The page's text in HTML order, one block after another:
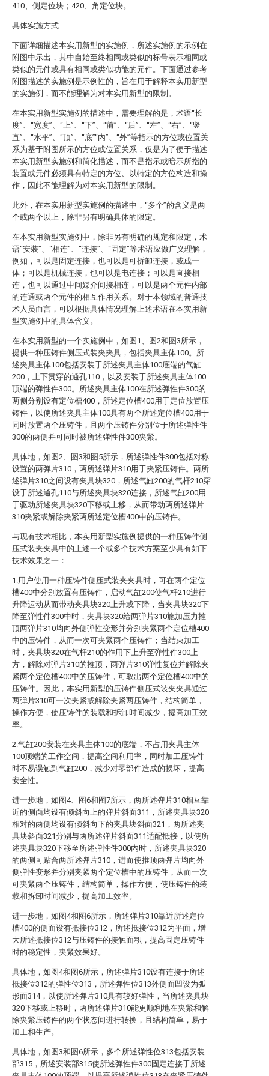
410、侧定位块；420、角定位块。
具体实施方式
下面详细描述本实用新型的实施例，所述实施例的示例在
附图中示出，其中自始至终相同或类似的标号表示相同或
类似的元件或具有相同或类似功能的元件。下面通过参考
附图描述的实施例是示例性的，旨在用于解释本实用新型
的实施例，而不能理解为对本实用新型的限制。
在本实用新型实施例的描述中，需要理解的是，术语“长
度”、“宽度”、“上”、“下”、“前”、“后”、“左”、“右”、“竖
直”、“水平”、“顶”、“底”“内”、“外”等指示的方位或位置关
系为基于附图所示的方位或位置关系，仅是为了便于描述
本实用新型实施例和简化描述，而不是指示或暗示所指的
装置或元件必须具有特定的方位、以特定的方位构造和操
作，因此不能理解为对本实用新型的限制。
此外，在本实用新型实施例的描述中，“多个”的含义是两
个或两个以上，除非另有明确具体的限定。
在本实用新型实施例中，除非另有明确的规定和限定，术
语“安装”、“相连”、“连接”、“固定”等术语应做广义理解，
例如，可以是固定连接，也可以是可拆卸连接，或成一
体；可以是机械连接，也可以是电连接；可以是直接相
连，也可以通过中间媒介间接相连，可以是两个元件内部
的连通或两个元件的相互作用关系。对于本领域的普通技
术人员而言，可以根据具体情况理解上述术语在本实用新
型实施例中的具体含义。
在本实用新型的一个实施例中，如图1、图2和图3所示，
提供一种压铸件侧压式装夹夹具，包括夹具主体100。所
述夹具主体100包括安装于所述夹具主体100底端的气缸
200，上下贯穿的通孔110，以及安装于所述夹具主体100
顶端的弹性件300。所述夹具主体100在所述弹性件300的
两侧分别设有定位槽400，所述定位槽400用于定位放置压
铸件，以使所述夹具主体100具有两个所述定位槽400用于
同时放置两个压铸件，且两个压铸件分别位于所述弹性件
300的两侧并可同时被所述弹性件300夹紧。
具体地，如图2、图3和图5所示，所述弹性件300包括对称
设置的两弹片310，两所述弹片310用于夹紧压铸件。两所
述弹片310之间设有夹具块320，所述气缸200的气杆210穿
设于所述通孔110与所述夹具块320连接，所述气缸200用
于驱动所述夹具块320下移或上移，从而带动两所述弹片
310夹紧或解除夹紧两所述定位槽400中的压铸件。
与现有技术相比，本实用新型实施例提供的一种压铸件侧
压式装夹夹具中的上述一个或多个技术方案至少具有如下
技术效果之一：
1.用户使用一种压铸件侧压式装夹夹具时，可在两个定位
槽400中分别放置有压铸件，启动气缸200使气杆210进行
升降运动从而带动夹具块320上升或下降，当夹具块320下
降至弹性件300中时，夹具块320给两弹片310施加压力推
顶两弹片310均向外侧弹性变形并分别夹紧两个定位槽400
中的压铸件，从而一次可夹紧两个压铸件；当结束加工
时，夹具块320在气杆210的作用下上升至弹性件300上
方，解除对弹片310的推顶，两弹片310弹性复位并解除夹
紧两个定位槽400中的压铸件，可取出两个定位槽400中的
压铸件。因此，本实用新型的压铸件侧压式装夹夹具通过
两弹片310可一次夹紧或解除夹紧两压铸件，结构简单，
操作方便，使压铸件的装载和拆卸时间减少，提高加工效
率。
2.气缸200安装在夹具主体100的底端，不占用夹具主体
100顶端的工作空间，提高空间利用率，同时加工压铸件
时不易误触到气缸200，减少对零部件造成的损坏，提高
安全性。
进一步地，如图4、图6和图7所示，两所述弹片310相互靠
近的侧面均设有倾斜向上的弹片斜面311，所述夹具块320
相对的两侧均设有倾斜向下的夹具块斜面321，两所述夹
具块斜面321分别与两所述弹片斜面311适配抵接，以使所
述夹具块320下移至所述弹性件300内时，所述夹具块320
的两侧可贴合两所述弹片310，进而使推顶两弹片均向外
侧弹性变形并分别夹紧两个定位槽中的压铸件，从而一次
可夹紧两个压铸件，结构简单，操作方便，使压铸件的装
载和拆卸时间减少，提高加工效率。
进一步地，如图4和图6所示，所述弹片310靠近所述定位
槽400的侧面设有抵接位312，所述抵接位312为平面，增
大所述抵接位312与压铸件的接触面积，提高固定压铸件
时的稳定性，夹紧效果好。
具体地，如图4和图6所示，所述弹片310设有连接于所述
抵接位312的弹性位313，所述弹性位313外侧面凹设为弧
形面314，以使所述弹片310具有较好弹性，当所述夹具块
320下移或上移时，两所述弹片310能更顺利地在夹紧和解
除夹紧压铸件的两个状态间进行转换，且结构简单，易于
加工和生产。
具体地，如图3和图6所示，多个所述弹性位313包括安装
部315，所述安装部315使所述弹性件300固定连接于所述